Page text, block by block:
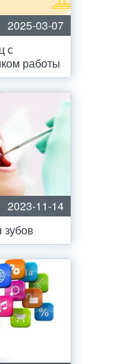
2025-03-07
с
работы
2023-11-14